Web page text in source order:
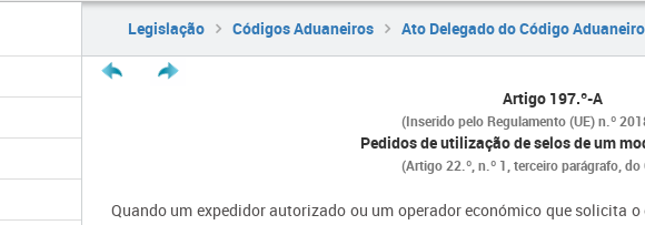
Legislação Códigos Aduaneiros Ato Delegado do Código
Artigo 197.º-A
(Inserido pelo Regulamento (UE) n.º
Pedidos de utilização de selos de um
(Artigo 22.º, n.º 1, terceiro parágrafo,
Quando um expedidor autorizado ou um operador económico que solicita